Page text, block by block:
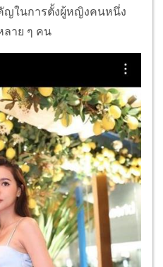
ญในการตั้งผู้หญิงคนหนึ่ง
ลาย ๆ คน